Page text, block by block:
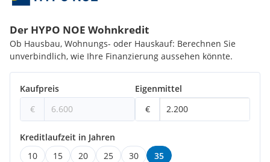
Der HYPO NOE Wohnkredit
Ob Hausbau, Wohnungs- oder Hauskauf: Berechnen Sie
unverbindlich, wie Ihre Finanzierung aussehen könnte.
Kaufpreis
€
Eigenmittel
€
Kreditlaufzeit in Jahren
10
15 20 25 30 35